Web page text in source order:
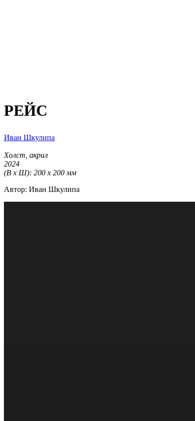
РЕЙС
Иван Шкулипа
Холст, акрил
2024
(В х Ш): 200 х 200 мм
Автор: Иван Шкулипа